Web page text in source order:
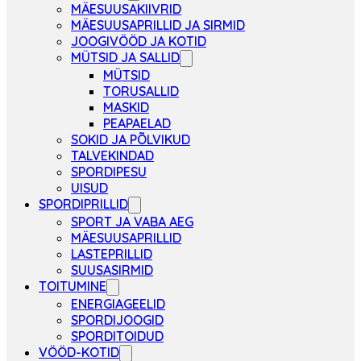
MÄESUUSAKIIVRID
MÄESUUSAPRILLID JA SIRMID
JOOGIVÖÖD JA KOTID
MÜTSID JA SALLID
MÜTSID
TORUSALLID
MASKID
PEAPAELAD
SOKID JA PÕLVIKUD
TALVEKINDAD
SPORDIPESU
UISUD
SPORDIPRILLID
SPORT JA VABA AEG
MÄESUUSAPRILLID
LASTEPRILLID
SUUSASIRMID
TOITUMINE
ENERGIAGEELID
SPORDIJOOGID
SPORDITOIDUD
VÖÖD-KOTID